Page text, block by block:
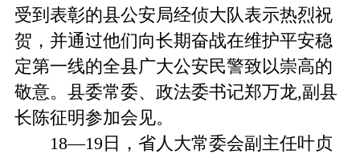
受到表彰的县公安局经侦大队表示热烈祝
贺，并通过他们向长期奋战在维护平安稳
定第一线的全县广大公安民警致以崇高的
敬意。县委常委、政法委书记郑万龙,副县
长陈征明参加会见。
18—19日，省人大常委会副主任叶贞